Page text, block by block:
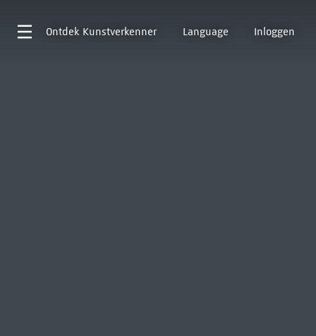
Ontdek Kunstverkenner Language Inloggen